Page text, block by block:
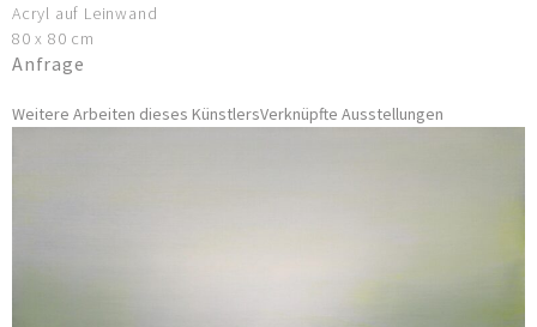
Acryl auf Leinwand
80 x 80 cm
Anfrage
Weitere Arbeiten dieses KünstlersVerknüpfte Ausstellungen